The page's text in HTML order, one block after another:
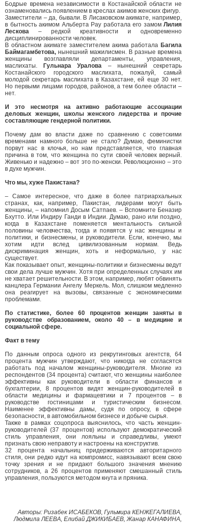
Бодрые времена независимости в Костанайской области не
ознаменовались появлением в креслах акимов женских фигур.
Заместители – да, бывали. В Лисаковском акимате, например,
в бытность акимом Альберта Рау работала его замом Лилия
Лескова – редкой креативности и одновременно
дисциплинированности человек.
В областном акимате заместителем акима работала Багила
Баймагамбетова, нынешний мажилисмен. В разные времена
женщины возглавляли департаменты, управления,
маслихаты.
Гульнара Уралова – нынешний секретарь
Костанайского городского маслихата, пожалуй, самый
молодой секретарь маслихата в Казахстане, ей еще 30 нет.
Но первыми лицами городов, районов, а тем более области –
нет.
И это несмотря на активно работающие ассоциации
деловых женщин, школы женского лидерства и прочие
составляющие гендерной политики.
Почему дам во власти даже по сравнению с советскими
временами намного больше не стало? Думаю, феминистки
порвут нас в клочья, но нам представляется, что главная
причина в том, что женщина по сути своей человек верный.
Живенько и надежно – вот это по-женски. Революционно – это
в духе мужчин.
Что мы, хуже Пакистана?
– Самое интересное, что даже в более патриархальных
странах, как, например, Пакистан, лидерами могут быть
женщины, – напомнил Досым Сатпаев. – Вспомните Беназир
Бхутто. Или Индиру Ганди в Индии. Думаю, рано или поздно,
когда в Казахстане поменяется ментальность сильной
половины человчества, тогда и появятся у нас женщины и
политики, и бизнесмены, и руководители. Если, конечно, мы
хотим идти вслед цивилизованным нормам. Ведь
дискриминация женщин, хоть и неформально, у нас
существует.
Как показывает опыт, женщины-политики и бизнесмены ведут
свои дела лучше мужчин. Хотя при определенных случаях им
не хватает решительности. В этом, например, любят обвинять
канцлера Германии Ангелу Меркель. Мол, слишком медленно
она реагирует на вызовы, связанные с экономическими
проблемами.
По статистике, более 60 процентов женщин заняты в
руководстве образованием, около 40 – в медицине и
социальной сфере.
Факт в тему
По данным опроса одного из рекрутинговых агентств, 64
процента мужчин утверждают, что никогда не согласятся
работать под началом женщины-руководителя. Многие из
респондентов (34 процента) считают, что женщины наиболее
эффективны как руководители в области финансов и
бухгалтерии, 8 процентов видят женщин-руководителей в
области медицины и фармацевтики и 7 процентов – в
руководстве гостиницами и туристическим бизнесом.
Наименее эффективны дамы, судя по опросу, в сфере
безопасности, в автомобильном бизнесе и добыче сырья.
Также в рамках соцопроса выяснилось, что часть женщин-
руководителей (37 процентов) используют демократический
стиль управления, они лояльны и справедливы, умеют
признать свою неправоту и настроены на конструктив.
32 процента начальниц придерживаются авторитарного
стиля, они редко идут на компромисс, навязывают всем свою
точку зрения и не придают большого значения мнению
сотрудников, а 26 процентов применяют смешанный стиль
управления, пользуются методом кнута и пряника.
Авторы: Ризабек ИСАБЕКОВ, Гульмира КЕНЖЕГАЛИЕВА,
Людмила ЛЕЕВА, Елибай ДЖИКИБАЕВ, Жанар КАНАФИНА,